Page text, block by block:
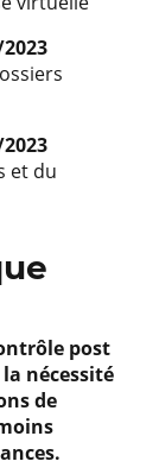
et du
post
nécessité
de